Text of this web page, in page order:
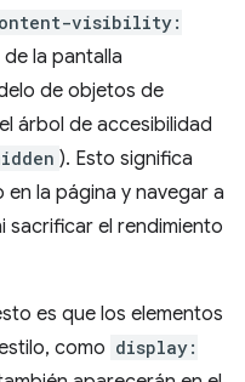
visibility:
la pantalla
de objetos de
árbol de accesibilidad
). Esto significa
la página y navegar a
sacrificar el rendimiento
es que los elementos
como display: